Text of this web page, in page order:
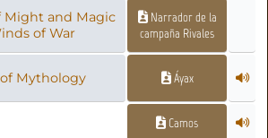
Might and Magic
of War
Narrador de la
campaña Rivales
Mythology Áyax
Camos